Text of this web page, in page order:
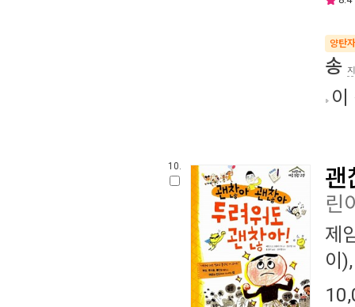
양탄
송
이
10. 괜
린
제
이